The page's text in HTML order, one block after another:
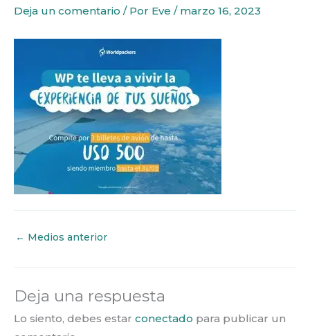
Deja un comentario / Por Eve / marzo 16, 2023
← Medios anterior
Deja una respuesta
Lo siento, debes estar conectado para publicar un